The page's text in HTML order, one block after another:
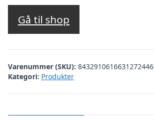
Gå til shop
Varenummer (SKU): 8432910616631272446
Kategori: Produkter